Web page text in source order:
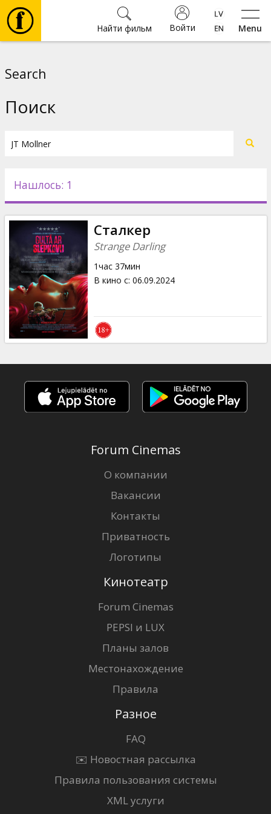
Menu
Войти
Найти фильм
Новости
Подарки
Кинозакуски
B2B
Клуб
Search
Поиск
Нашлось: 1
Сталкер
Strange Darling
1час 37мин
В кино с: 06.09.2024
Forum Cinemas
О компании
Вакансии
Контакты
Приватность
Логотипы
Кинотеатр
Forum Cinemas
PEPSI и LUX
Планы залов
Местонахождение
Правила
Разное
FAQ
✉️ Новостная рассылка
Правила пользования системы
XML услуги